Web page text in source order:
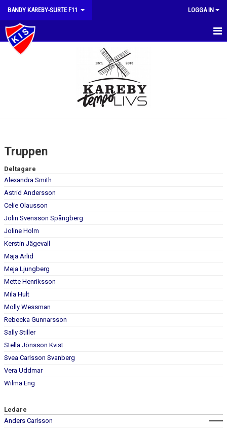
BANDY KAREBY-SURTE F11 LOGGA IN
HEM
BILDGALLERI
DOKUMENT
KONTAKT
Truppen
Deltagare
Alexandra Smith
Astrid Andersson
Celie Olausson
Jolin Svensson Spångberg
Joline Holm
Kerstin Jägevall
Maja Arlid
Meja Ljungberg
Mette Henriksson
Mila Hult
Molly Wessman
Rebecka Gunnarsson
Sally Stiller
Stella Jönsson Kvist
Svea Carlsson Svanberg
Vera Uddmar
Wilma Eng
Ledare
Anders Carlsson